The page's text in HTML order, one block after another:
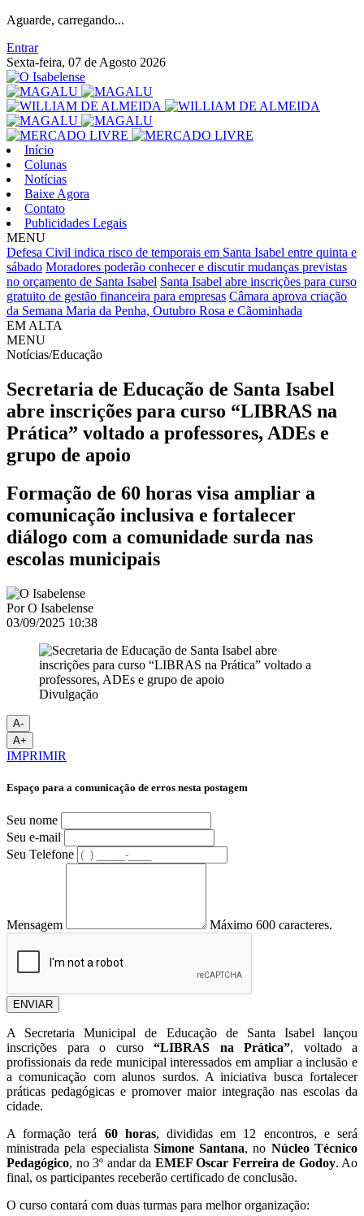
Aguarde, carregando...
Entrar
Sexta-feira, 07 de Agosto 2026
Início
Colunas
Notícias
Baixe Agora
Contato
Publicidades Legais
MENU
Defesa Civil indica risco de temporais em Santa Isabel entre quinta e
sábado Moradores poderão conhecer e discutir mudanças previstas
no orçamento de Santa Isabel Santa Isabel abre inscrições para curso
gratuito de gestão financeira para empresas Câmara aprova criação
da Semana Maria da Penha, Outubro Rosa e Cãominhada
EM ALTA
MENU
Notícias/Educação
Secretaria de Educação de Santa Isabel
abre inscrições para curso “LIBRAS na
Prática” voltado a professores, ADEs e
grupo de apoio
Formação de 60 horas visa ampliar a
comunicação inclusiva e fortalecer
diálogo com a comunidade surda nas
escolas municipais
PorO Isabelense
03/09/2025 10:38
Divulgação
A-
A+
IMPRIMIR
Espaço para a comunicação de erros nesta postagem
Seu nome
Seu e-mail
Seu Telefone
Mensagem Máximo 600 caracteres.
ENVIAR
A Secretaria Municipal de Educação de Santa Isabel lançou
inscrições para o curso “LIBRAS na Prática”, voltado a
profissionais da rede municipal interessados em ampliar a inclusão e
a comunicação com alunos surdos. A iniciativa busca fortalecer
práticas pedagógicas e promover maior integração nas escolas da
cidade.
A formação terá 60 horas, divididas em 12 encontros, e será
ministrada pela especialista Simone Santana, no Núcleo Técnico
Pedagógico, no 3º andar da EMEF Oscar Ferreira de Godoy. Ao
final, os participantes receberão certificado de conclusão.
O curso contará com duas turmas para melhor organização: